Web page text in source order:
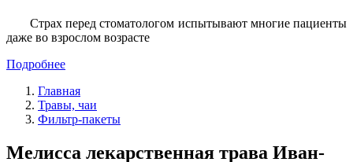
Страх перед стоматологом испытывают многие пациенты
даже во взрослом возрасте
Подробнее
Главная
Травы, чаи
Фильтр-пакеты
Мелисса лекарственная трава Иван-